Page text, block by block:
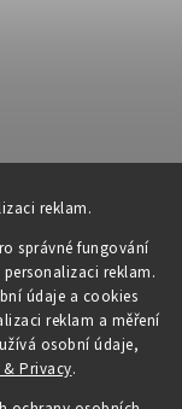
reklam.
správné fungování
reklam.
údaje a cookies
reklam a měření
osobní údaje,
& Privacy.